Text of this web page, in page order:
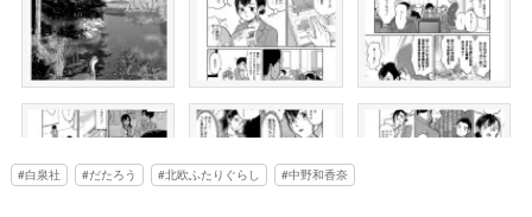
白泉社 だたろう 北欧ふたりぐらし 中野和香奈